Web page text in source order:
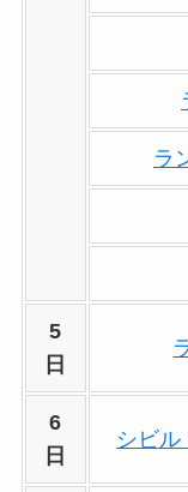
ラ
5
日
6
日
シビル